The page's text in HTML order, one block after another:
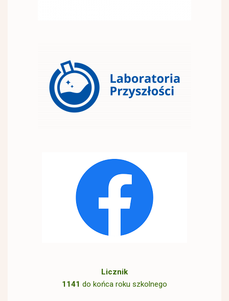
Licznik
1141 do końca roku szkolnego